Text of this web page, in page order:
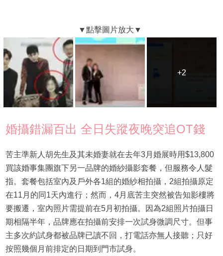
+2
+2
婚攝錯漏百出 全日失蹤夜晚突追OT錢
苦主準新人胡先生及其未婚妻就在去年3月婚展時用$13,800
買該婚事集團旗下另一品牌的婚紗攝影套餐，但服務令人髮
指。套餐包括室內及戶外各1組的婚紗相拍攝，2組拍攝原定
在11月的同1天內進行；然而，4月底苦主突然被告知影樓將
要搬遷，室內照片需提前在5月初拍攝。因為2組照片拍攝日
期相隔半年，品牌應在拍攝前安排一次試身微調尺寸。但事
主多次約試身都被品牌已讀不回，打電話亦無人接聽；只好
按照幾個月前排定的日期到門市試身。